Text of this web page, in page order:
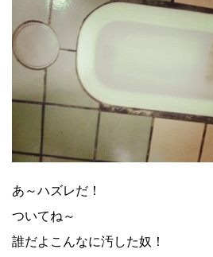
あ～ハズレだ！
ついてね～
誰だよこんなに汚した奴！